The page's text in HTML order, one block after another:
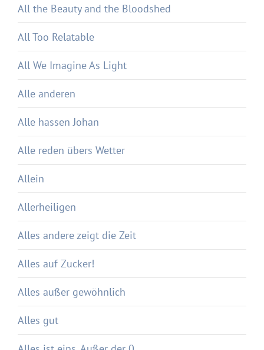
All the Beauty and the Bloodshed
All Too Relatable
All We Imagine As Light
Alle anderen
Alle hassen Johan
Alle reden übers Wetter
Allein
Allerheiligen
Alles andere zeigt die Zeit
Alles auf Zucker!
Alles außer gewöhnlich
Alles gut